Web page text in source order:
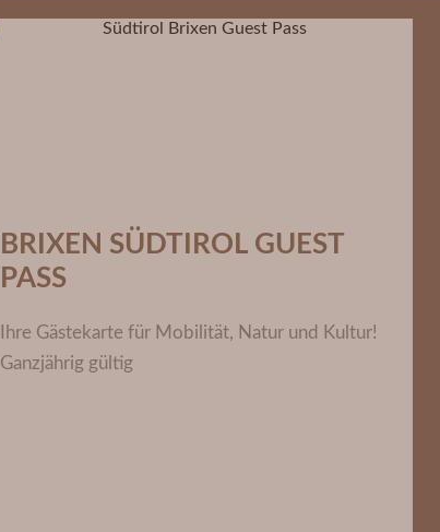
BRIXEN SÜDTIROL GUEST
PASS
Ihre Gästekarte für Mobilität, Natur und Kultur!
Ganzjährig gültig